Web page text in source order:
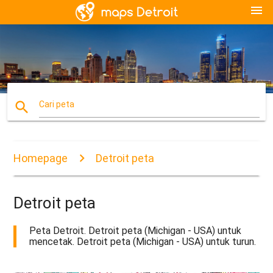
menu
search Cari peta
Homepage Detroit peta
Detroit peta
Peta Detroit. Detroit peta (Michigan - USA) untuk
mencetak. Detroit peta (Michigan - USA) untuk turun.